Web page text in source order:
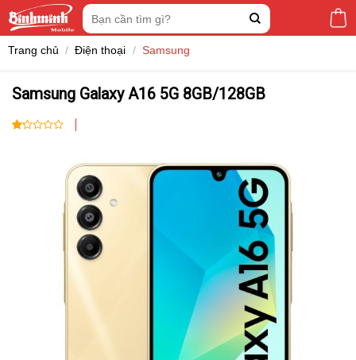
Tìm
kiếm:
Trang chủ / Điện thoại / Samsung
Samsung Galaxy A16 5G 8GB/128GB